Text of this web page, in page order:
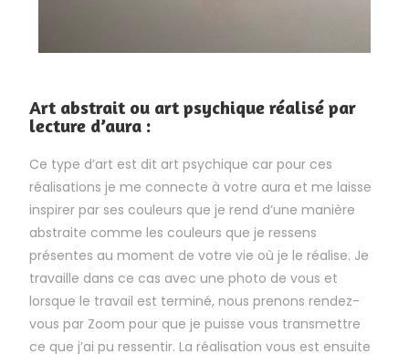
Art abstrait ou art psychique réalisé par
lecture d’aura :
Ce type d’art est dit art psychique car pour ces
réalisations je me connecte à votre aura et me laisse
inspirer par ses couleurs que je rend d’une manière
abstraite comme les couleurs que je ressens
présentes au moment de votre vie où je le réalise. Je
travaille dans ce cas avec une photo de vous et
lorsque le travail est terminé, nous prenons rendez-
vous par Zoom pour que je puisse vous transmettre
ce que j’ai pu ressentir. La réalisation vous est ensuite